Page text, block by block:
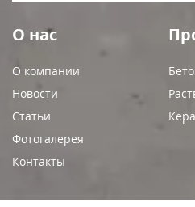
О нас
О компании
Новости
Статьи
Фотогалерея
Контакты